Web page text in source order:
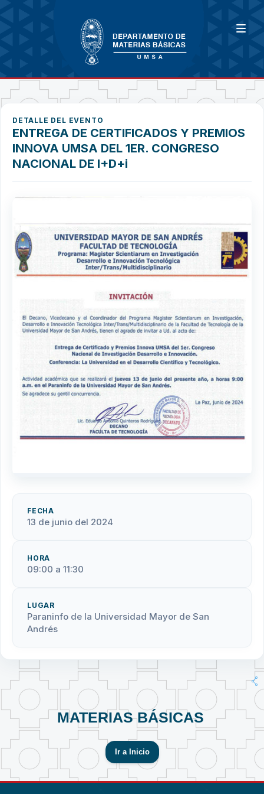
DETALLE DEL EVENTO
ENTREGA DE CERTIFICADOS Y PREMIOS
INNOVA UMSA DEL 1ER. CONGRESO
NACIONAL DE I+D+i
FECHA
13 de junio del 2024
HORA
09:00 a 11:30
LUGAR
Paraninfo de la Universidad Mayor de San
Andrés
MATERIAS BÁSICAS
Ir a Inicio